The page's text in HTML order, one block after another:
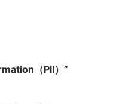
（PII）”